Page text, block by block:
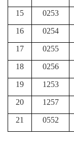
15 0253
16 0254
17 0255
18 0256
19 1253
20 1257
21 0552